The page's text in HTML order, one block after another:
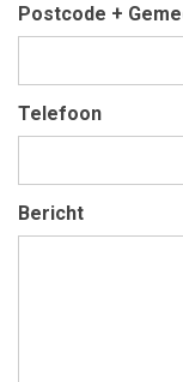
Postcode +
Telefoon
Bericht